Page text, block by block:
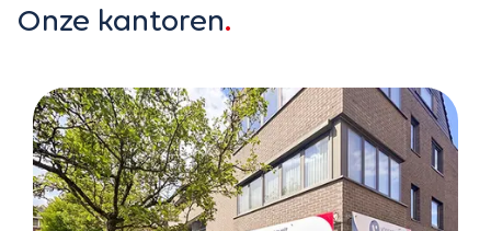
Onze kantoren